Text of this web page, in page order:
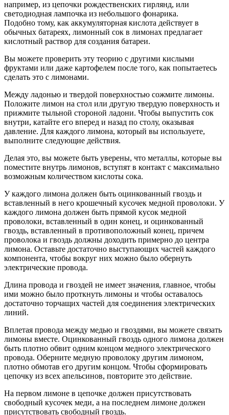
например, из цепочки рождественских гирлянд, или
светодиодная лампочка из небольшого фонарика.
Подобно тому, как аккумуляторная кислота действует в
обычных батареях, лимонный сок в лимонах предлагает
кислотный раствор для создания батареи.
Вы можете проверить эту теорию с другими кислыми
фруктами или даже картофелем после того, как попытаетесь
сделать это с лимонами.
Между ладонью и твердой поверхностью сожмите лимоны.
Положите лимон на стол или другую твердую поверхность и
прижмите тыльной стороной ладони. Чтобы выпустить сок
внутри, катайте его вперед и назад по столу, оказывая
давление. Для каждого лимона, который вы используете,
выполните следующие действия.
Делая это, вы можете быть уверены, что металлы, которые вы
поместите внутрь лимонов, вступят в контакт с максимально
возможным количеством кислоты сока.
У каждого лимона должен быть оцинкованный гвоздь и
вставленный в него крошечный кусочек медной проволоки. У
каждого лимона должен быть прямой кусок медной
проволоки, вставленный в один конец, и оцинкованный
гвоздь, вставленный в противоположный конец, причем
проволока и гвоздь должны доходить примерно до центра
лимона. Оставьте достаточно выступающих частей каждого
компонента, чтобы вокруг них можно было обернуть
электрические провода.
Длина провода и гвоздей не имеет значения, главное, чтобы
ими можно было проткнуть лимоны и чтобы оставалось
достаточно торчащих частей для соединения электрических
линий.
Вплетая провода между медью и гвоздями, вы можете связать
лимоны вместе. Оцинкованный гвоздь одного лимона должен
быть плотно обвит одним концом медного электрического
провода. Оберните медную проволоку другим лимоном,
плотно обмотав его другим концом. Чтобы сформировать
цепочку из всех апельсинов, повторите это действие.
На первом лимоне в цепочке должен присутствовать
свободный кусочек меди, а на последнем лимоне должен
присутствовать свободный гвоздь.